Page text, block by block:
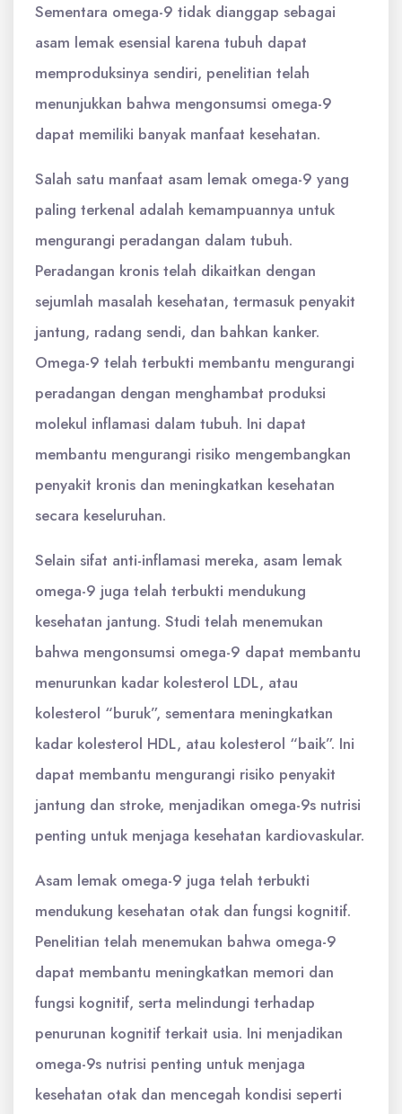
Sementara omega-9 tidak dianggap sebagai
asam lemak esensial karena tubuh dapat
memproduksinya sendiri, penelitian telah
menunjukkan bahwa mengonsumsi omega-9
dapat memiliki banyak manfaat kesehatan.
Salah satu manfaat asam lemak omega-9 yang
paling terkenal adalah kemampuannya untuk
mengurangi peradangan dalam tubuh.
Peradangan kronis telah dikaitkan dengan
sejumlah masalah kesehatan, termasuk penyakit
jantung, radang sendi, dan bahkan kanker.
Omega-9 telah terbukti membantu mengurangi
peradangan dengan menghambat produksi
molekul inflamasi dalam tubuh. Ini dapat
membantu mengurangi risiko mengembangkan
penyakit kronis dan meningkatkan kesehatan
secara keseluruhan.
Selain sifat anti-inflamasi mereka, asam lemak
omega-9 juga telah terbukti mendukung
kesehatan jantung. Studi telah menemukan
bahwa mengonsumsi omega-9 dapat membantu
menurunkan kadar kolesterol LDL, atau
kolesterol “buruk”, sementara meningkatkan
kadar kolesterol HDL, atau kolesterol “baik”. Ini
dapat membantu mengurangi risiko penyakit
jantung dan stroke, menjadikan omega-9s nutrisi
penting untuk menjaga kesehatan kardiovaskular.
Asam lemak omega-9 juga telah terbukti
mendukung kesehatan otak dan fungsi kognitif.
Penelitian telah menemukan bahwa omega-9
dapat membantu meningkatkan memori dan
fungsi kognitif, serta melindungi terhadap
penurunan kognitif terkait usia. Ini menjadikan
omega-9s nutrisi penting untuk menjaga
kesehatan otak dan mencegah kondisi seperti